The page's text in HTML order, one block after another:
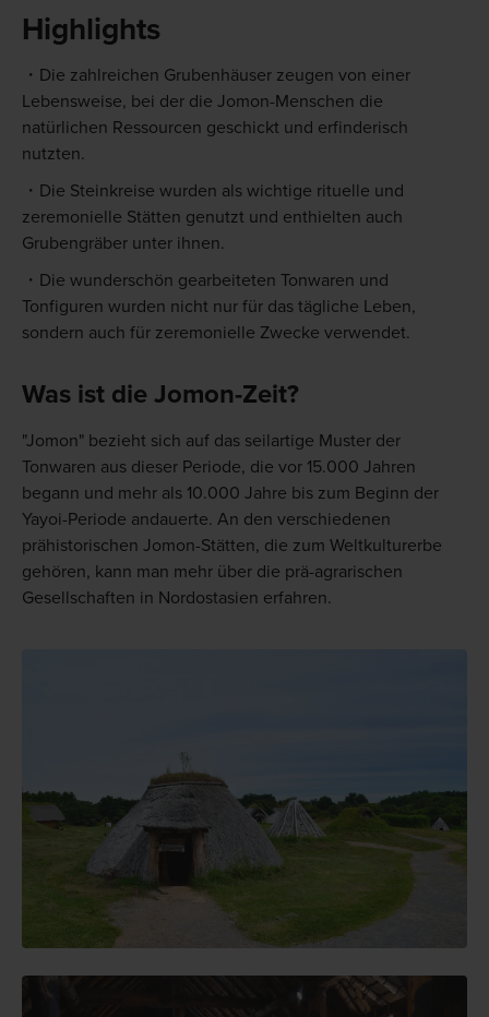
Highlights
Die zahlreichen Grubenhäuser zeugen von einer
Lebensweise, bei der die Jomon-Menschen die
natürlichen Ressourcen geschickt und erfinderisch
nutzten.
Die Steinkreise wurden als wichtige rituelle und
zeremonielle Stätten genutzt und enthielten auch
Grubengräber unter ihnen.
Die wunderschön gearbeiteten Tonwaren und
Tonfiguren wurden nicht nur für das tägliche Leben,
sondern auch für zeremonielle Zwecke verwendet.
Was ist die Jomon-Zeit?
"Jomon" bezieht sich auf das seilartige Muster der
Tonwaren aus dieser Periode, die vor 15.000 Jahren
begann und mehr als 10.000 Jahre bis zum Beginn der
Yayoi-Periode andauerte. An den verschiedenen
prähistorischen Jomon-Stätten, die zum Weltkulturerbe
gehören, kann man mehr über die prä-agrarischen
Gesellschaften in Nordostasien erfahren.